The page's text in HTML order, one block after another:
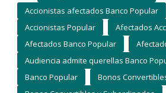
Accionistas afectados Banco Popular
Accionistas Popular
Afectados
Afectados Banco Popular
Audiencia admite querellas Banco
Banco Popular
Bonos